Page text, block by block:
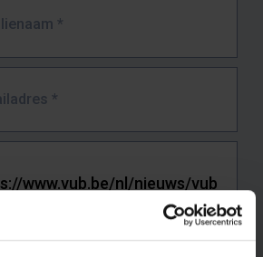
*
*
URL van de pagina waar je de fout zag.